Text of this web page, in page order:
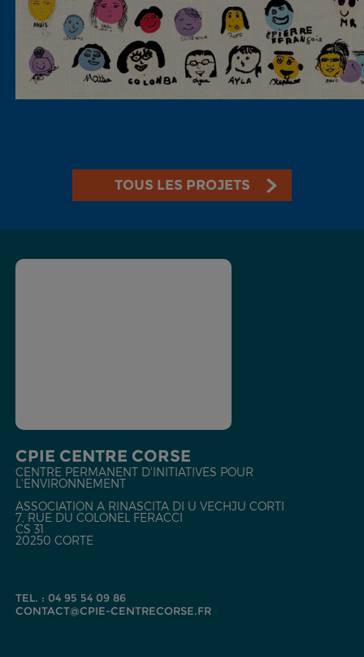
TOUS LES PROJETS
CPIE CENTRE CORSE
CENTRE PERMANENT D'INITIATIVES POUR
L'ENVIRONNEMENT
ASSOCIATION A RINASCITA DI U VECHJU CORTI
7, RUE DU COLONEL FERACCI
CS 31
20250 CORTE
TEL. : 04 95 54 09 86
CONTACT@CPIE-CENTRECORSE.FR